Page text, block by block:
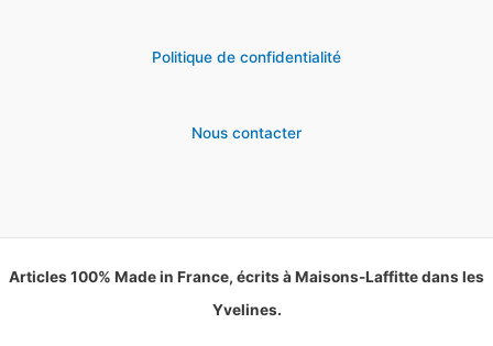
Politique de confidentialité
Nous contacter
Articles 100% Made in France, écrits à Maisons-Laffitte dans les
Yvelines.